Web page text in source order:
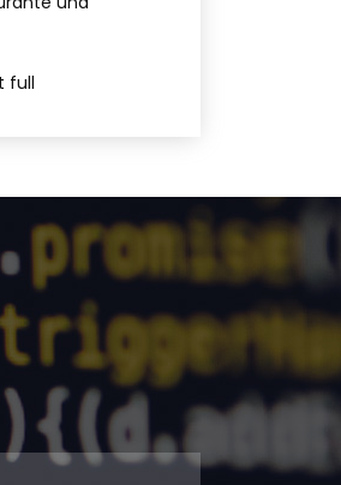
full